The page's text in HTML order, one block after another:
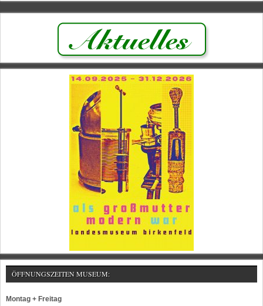
ÖFFNUNGSZEITEN MUSEUM:
Montag + Freitag